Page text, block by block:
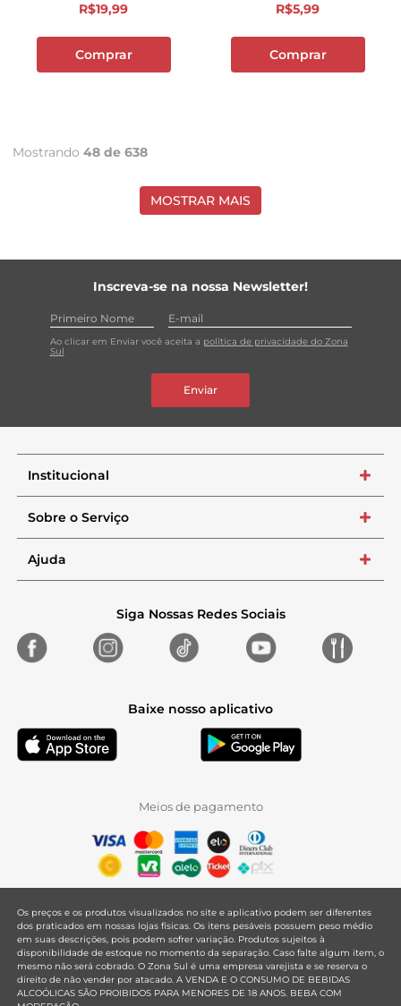
R$19,99
Comprar
R$5,99
Comprar
Mostrando 48 de 638
MOSTRAR MAIS
Inscreva-se na nossa Newsletter!
Ao clicar em Enviar você aceita a política de privacidade do Zona
Sul
Enviar
Institucional +
Sobre o Serviço +
Ajuda +
Siga Nossas Redes Sociais
Baixe nosso aplicativo
Meios de pagamento
Os preços e os produtos visualizados no site e aplicativo podem ser diferentes
dos praticados em nossas lojas físicas. Os itens pesáveis possuem peso médio
em suas descrições, pois podem sofrer variação. Produtos sujeitos à
disponibilidade de estoque no momento da separação. Caso falte algum item, o
mesmo não será cobrado. O Zona Sul é uma empresa varejista e se reserva o
direito de não vender por atacado. A VENDA E O CONSUMO DE BEBIDAS
ALCOÓLICAS SÃO PROIBIDOS PARA MENORES DE 18 ANOS. BEBA COM